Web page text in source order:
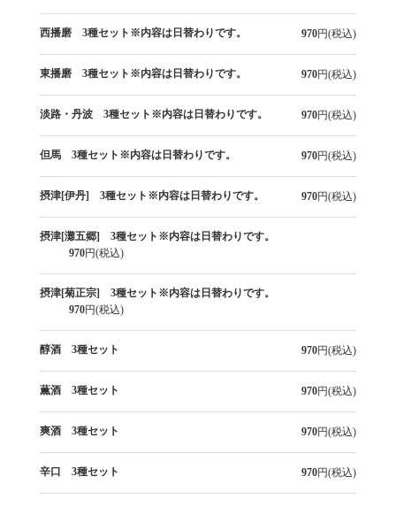
西播磨 3種セット※内容は日替わりです。 970円(税込)
東播磨 3種セット※内容は日替わりです。 970円(税込)
淡路・丹波 3種セット※内容は日替わりです。 970円(税込)
但馬 3種セット※内容は日替わりです。 970円(税込)
摂津[伊丹] 3種セット※内容は日替わりです。 970円(税込)
摂津[灘五郷] 3種セット※内容は日替わりです。
970円(税込)
摂津[菊正宗] 3種セット※内容は日替わりです。
970円(税込)
醇酒 3種セット 970円(税込)
薫酒 3種セット 970円(税込)
爽酒 3種セット 970円(税込)
辛口 3種セット 970円(税込)